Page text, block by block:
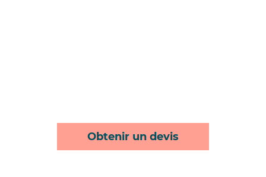
Obtenir un devis